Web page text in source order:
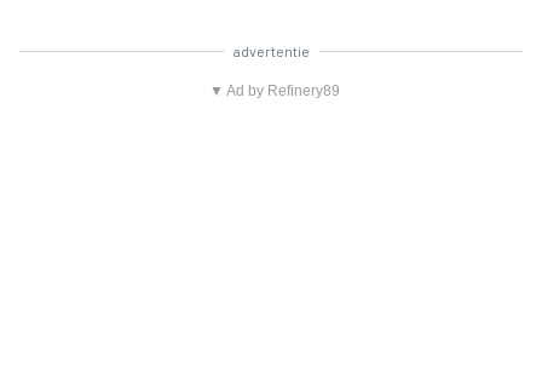
advertentie
▼ Ad by Refinery89